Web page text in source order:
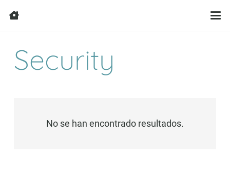
Security
No se han encontrado resultados.